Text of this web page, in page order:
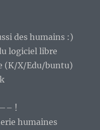
des humains :)
logiciel libre
(K/X/Edu/buntu)
!
humaines